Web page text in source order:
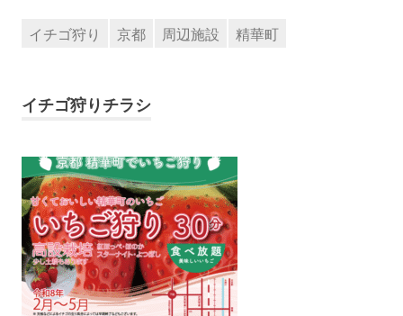
イチゴ狩り 京都 周辺施設 精華町
イチゴ狩りチラシ